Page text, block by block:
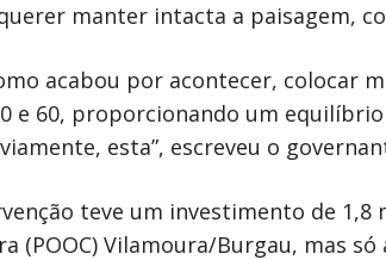
manter intacta a paisagem,
acabou por acontecer, colocar
e 60, proporcionando um
esta”, escreveu o
teve um investimento de 1,8
(POOC) Vilamoura/Burgau, mas